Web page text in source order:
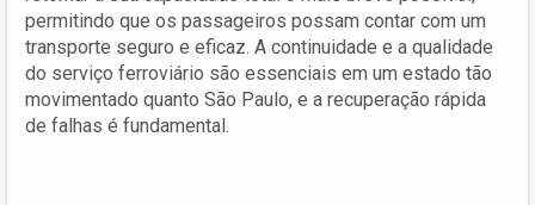
permitindo que os passageiros possam contar com um
transporte seguro e eficaz. A continuidade e a qualidade
do serviço ferroviário são essenciais em um estado tão
movimentado quanto São Paulo, e a recuperação rápida
de falhas é fundamental.